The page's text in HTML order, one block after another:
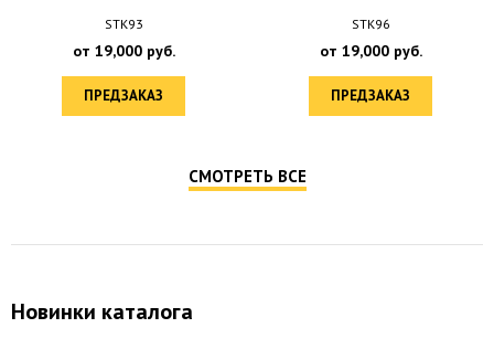
STK93
от 19,000руб.
ПРЕДЗАКАЗ
STK96
от 19,000руб.
ПРЕДЗАКАЗ
СМОТРЕТЬ ВСЕ
Новинки каталога